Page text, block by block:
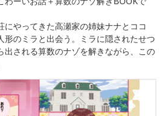
にやってきた高瀬家の姉妹ナナとココ
形のミラと出会う。ミラに隠されたせつ
される算数のナゾを解きながら、この